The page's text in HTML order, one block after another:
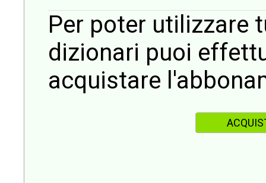
Per poter utilizzare
dizionari puoi
acquistare